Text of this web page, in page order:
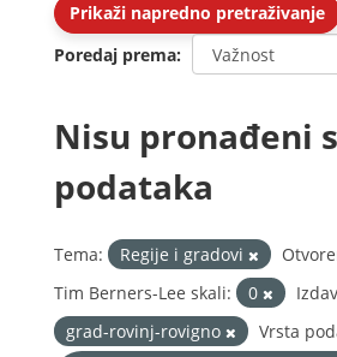
Prikaži napredno pretraživanje
Poredaj prema
Nisu pronađeni
podataka
Tema: Regije i gradovi
Tim Berners-Lee skali:
0
grad-rovinj-rovigno
Vrsta